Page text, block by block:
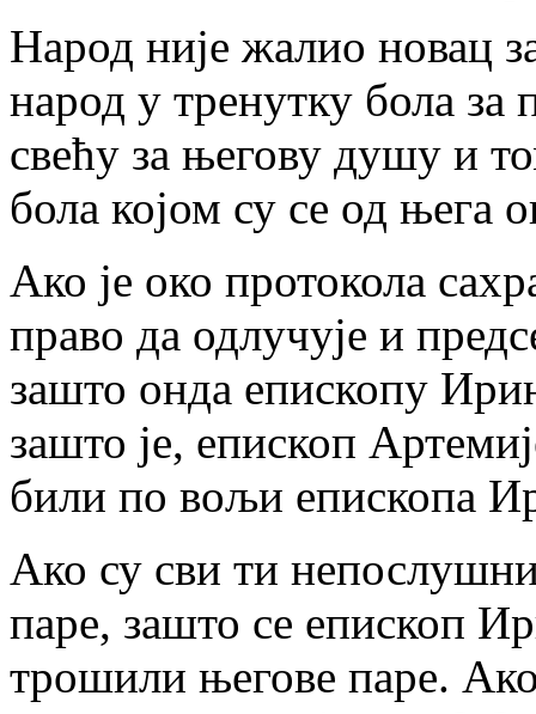
Народ није жалио новац
народ у тренутку бола за
свећу за његову душу и
бола којом су се од њега
Ако је око протокола
право да одлучује и
зашто онда епископу
зашто је, епископ
били по вољи епископа
Ако су сви ти
паре, зашто се епископ
трошили његове паре.